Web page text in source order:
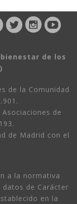
de los
de la Comunidad
de
de Madrid con el
a la normativa
de Carácter
en la